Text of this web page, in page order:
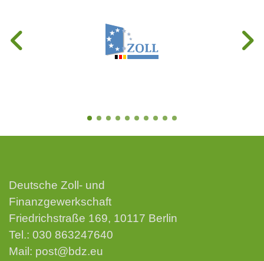
Deutsche Zoll- und
Finanzgewerkschaft
Friedrichstraße 169, 10117 Berlin
Tel.: 030 863247640
Mail: post@bdz.eu